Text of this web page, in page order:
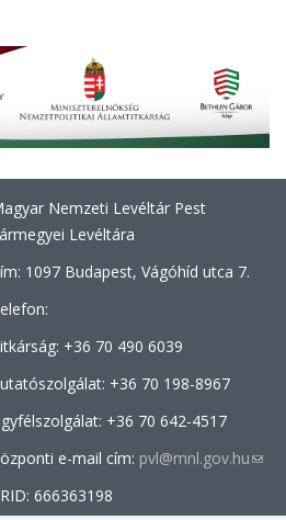
Nemzeti Levéltár Pest
Levéltára
1097 Budapest, Vágóhíd utca 7.
+36 70 490 6039
+36 70 198-8967
+36 70642-4517
e-mail cím: pvl@mnl.gov.hu(link
e-
666363198